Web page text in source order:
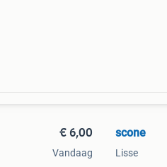
€ 6,00
Vandaag
scone
Lisse